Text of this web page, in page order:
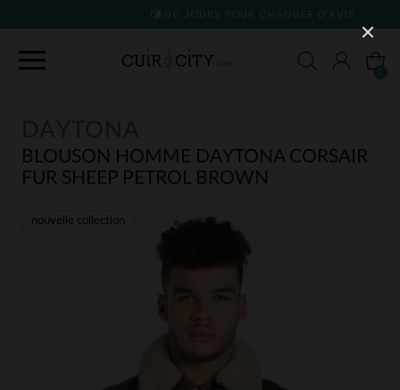
90 JOURS POUR CHANGER D'AVIS
DAYTONA
BLOUSON HOMME DAYTONA CORSAIR
FUR SHEEP PETROL BROWN
nouvelle collection